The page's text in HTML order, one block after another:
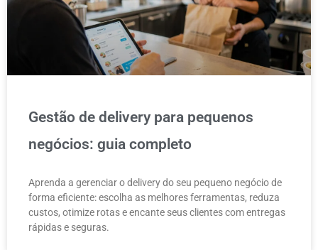
Gestão de delivery para pequenos
negócios: guia completo
Aprenda a gerenciar o delivery do seu pequeno negócio de
forma eficiente: escolha as melhores ferramentas, reduza
custos, otimize rotas e encante seus clientes com entregas
rápidas e seguras.